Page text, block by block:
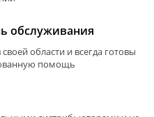
обслуживания
области и всегда готовы
помощь